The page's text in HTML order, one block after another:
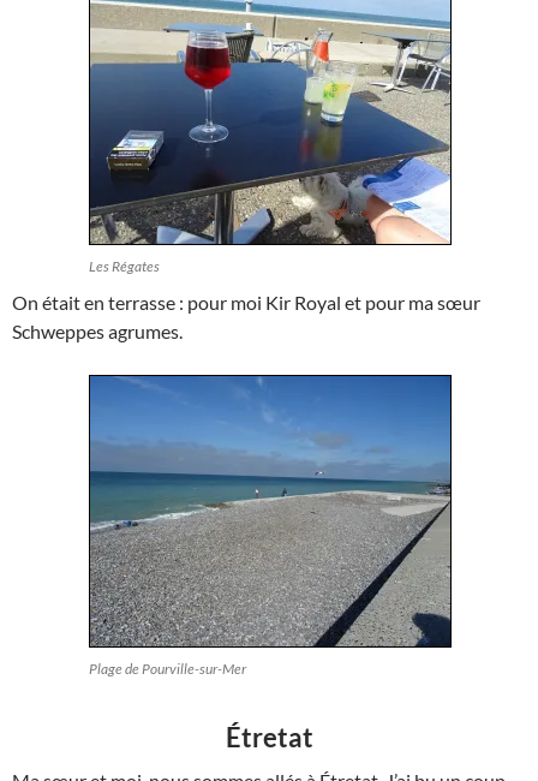
Les Régates
On était en terrasse : pour moi Kir Royal et pour ma sœur
Schweppes agrumes.
Plage de Pourville-sur-Mer
Étretat